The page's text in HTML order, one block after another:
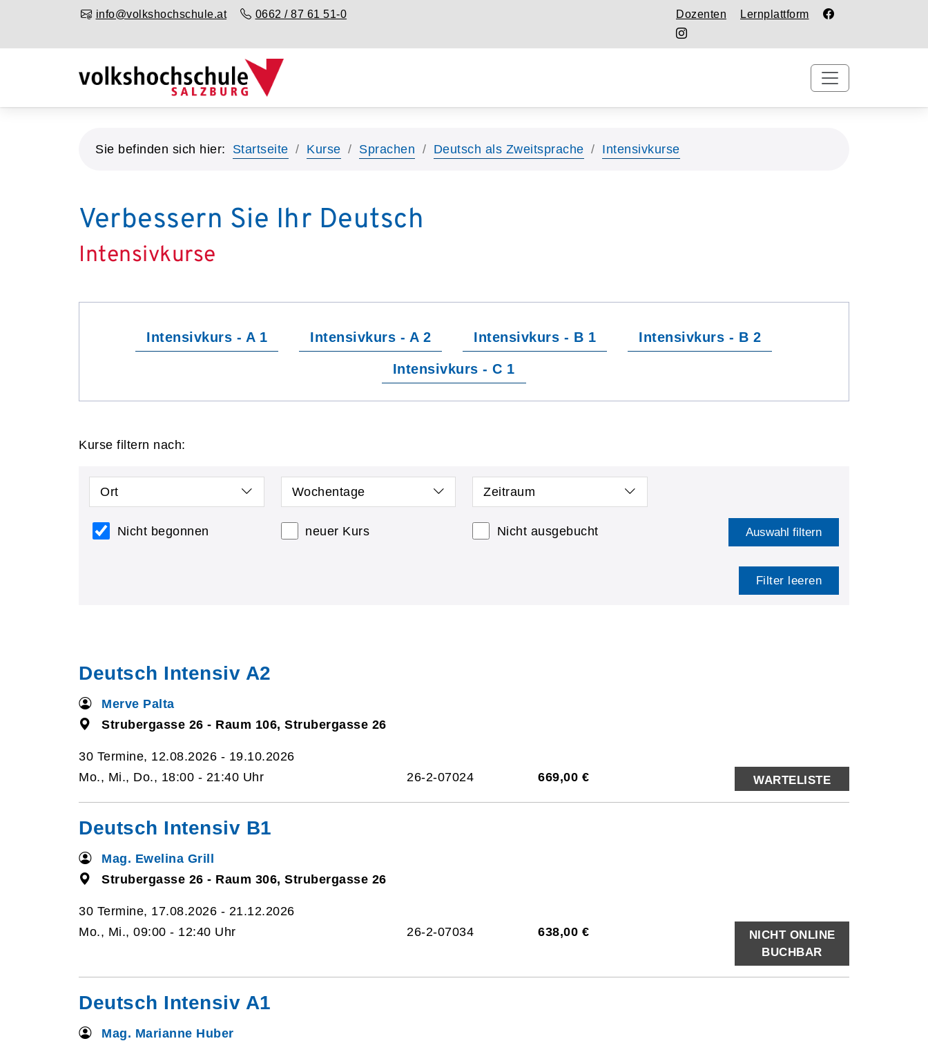
info@volkshochschule.at 0662 / 87 61 51-0 Dozenten Lernplattform
Sie befinden sich hier: Startseite Kurse Sprachen Deutsch als Zweitsprache Intensivkurse
Verbessern Sie Ihr Deutsch
Intensivkurse
Intensivkurs - A 1 Intensivkurs - A 2 Intensivkurs - B 1 Intensivkurs - B 2
Intensivkurs - C 1
Kurse filtern nach:
Ort Wochentage Zeitraum
Nicht begonnen neuer Kurs Nicht ausgebucht Auswahl filtern
Filter leeren
Deutsch Intensiv A2
Merve Palta
Strubergasse 26 - Raum 106, Strubergasse 26
30 Termine, 12.08.2026 - 19.10.2026
Mo., Mi., Do., 18:00 - 21:40 Uhr
26-2-07024 669,00 € WARTELISTE
Deutsch Intensiv B1
Mag. Ewelina Grill
Strubergasse 26 - Raum 306, Strubergasse 26
30 Termine, 17.08.2026 - 21.12.2026
Mo., Mi., 09:00 - 12:40 Uhr
26-2-07034 638,00 €
NICHT ONLINE
BUCHBAR
Deutsch Intensiv A1
Mag. Marianne Huber